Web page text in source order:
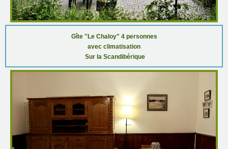
Gîte "Le Chaloy" 4 personnes
avec climatisation
Sur la Scandibérique